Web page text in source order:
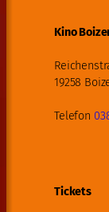
Kino
19258
Telefon
Tickets